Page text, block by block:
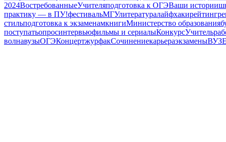
2024ВостребованныеУчителяподготовка к ОГЭВаши истории
практику — в ПУ!фестивальМГУлитературалайфхакирейтинг
стильподготовка к экзаменамкнигиМинистерство образования
поступатьопросинтервьюфильмы и сериалыКонкурсУчитель
волнавузыОГЭКонцертжурфакСочинениекарьераэкзаменыВУЗ